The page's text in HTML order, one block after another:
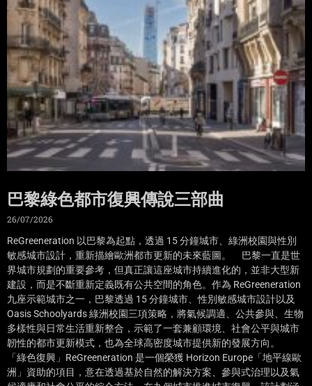
巴黎綠色都市復興傳說三部曲
26/07/2026
ReGreeneration 以巴黎為起點，透過 15 分鐘城市、綠洲校園與性別
敏感城市設計，重新描繪歐洲都市更新的未來藍圖。 巴黎一直是世
界城市規劃的重要參考，但真正讓這座城市持續進化的，並非大型新
建設，而是不斷重新定義既有公共空間的角色。作為 ReGreeneration
九座示範城市之一，巴黎透過 15 分鐘城市、性別敏感城市設計以及
Oasis Schoolyards 綠洲校園三項策略，將氣候調適、公共參與、生物
多樣性與日常生活重新整合，示範了一套兼顧環境、社會公平與城市
韌性的都市更新模式，也為全球高密度城市提供新的發展方向。
「綠色復興」ReGreeneration 是一個榮獲 Horizon Europe「地平線歐
洲」資助的項目，意在透過基於自然的解決方案、參與式治理以及氣